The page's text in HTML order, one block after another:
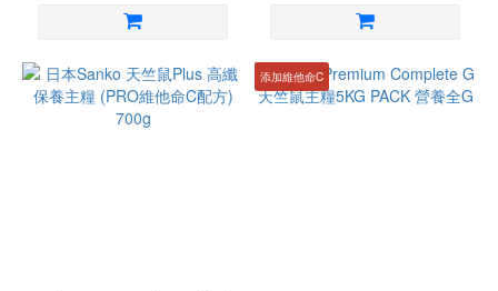
添加維他命C